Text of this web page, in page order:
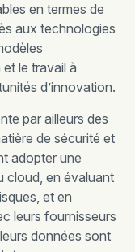
en termes de
aux technologies
le travail à
d’innovation.
par ailleurs des
de sécurité et
adopter une
cloud, en évaluant
et en
leurs fournisseurs
données sont